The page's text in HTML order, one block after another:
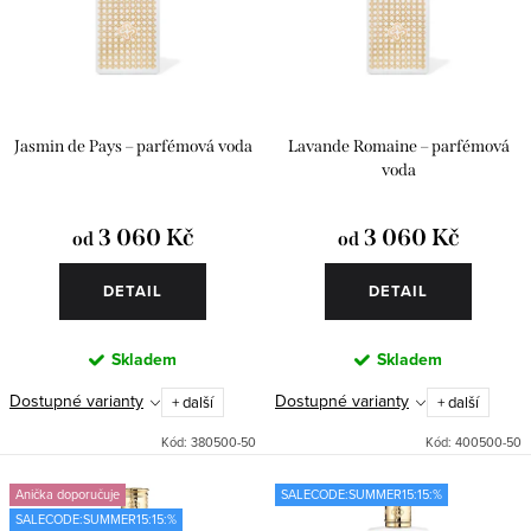
k
u
Jasmin de Pays – parfémová voda
od3 060 Kč
DETAIL
Skladem
Dostupné varianty
+ další
Kód: 380500-50
Lavande Romaine – parfémová
voda
od3 060 Kč
DETAIL
Skladem
Dostupné varianty
+ další
Kód: 400500-50
Anička doporučuje
SALECODE:SUMMER15:15:%
SALECODE:SUMMER15:15:%